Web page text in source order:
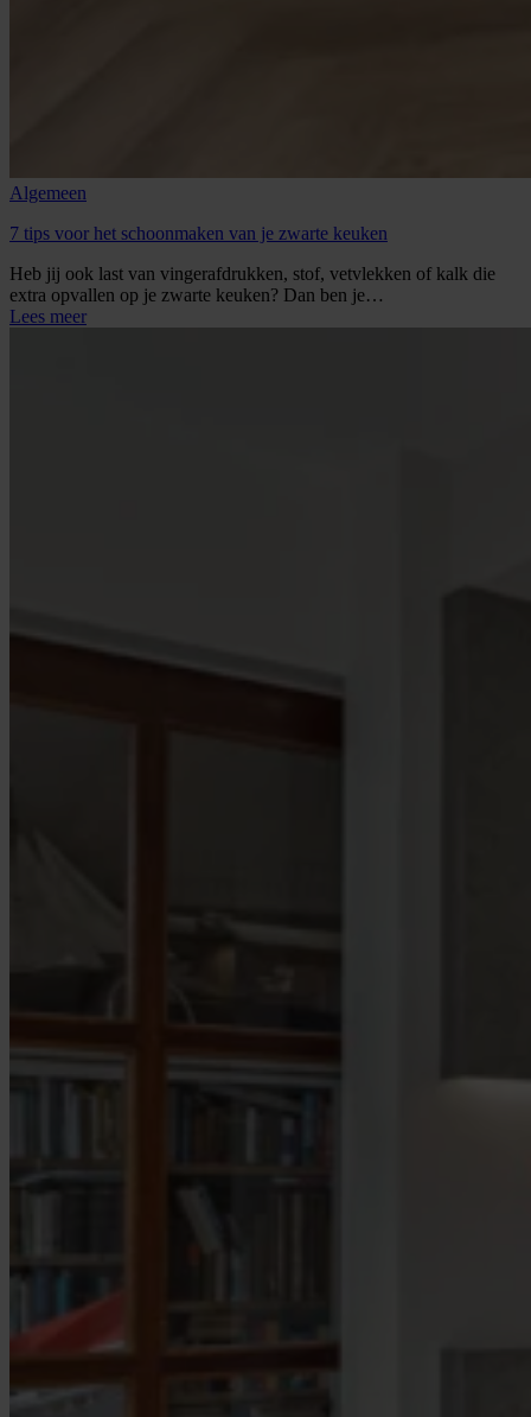
Algemeen
7 tips voor het schoonmaken van je zwarte keuken
Heb jij ook last van vingerafdrukken, stof, vetvlekken of kalk die
extra opvallen op je zwarte keuken? Dan ben je…
Lees meer